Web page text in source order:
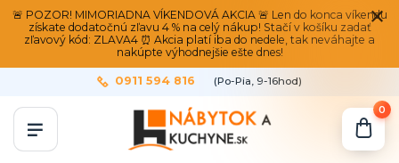
🚨 POZOR! MIMORIADNA VÍKENDOVÁ AKCIA 🚨 Len do konca víkendu
získate dodatočnú zľavu 4 % na celý nákup! Stačí v košíku zadať
zľavový kód: ZLAVA4 ⏰ Akcia platí iba do nedele, tak neváhajte a
nakúpte výhodnejšie ešte dnes!
0911 594 816 (Po-Pia, 9-16hod)
0